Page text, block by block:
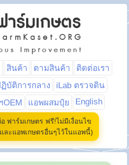
สินค้า ตามสินค้า
ติดต่อเรา
บัติการกลาง
iLab ตรวจดิน
OEM
แอพผสมปุ๋ย English
ฟาร์มเกษตร ฟรี!ไม่มีเงื่อนไข
ละแอพเกษตรอื่นๆไว้ในแอพนี้)